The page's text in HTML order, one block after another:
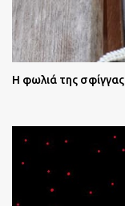
Η φωλιά της σφίγγας